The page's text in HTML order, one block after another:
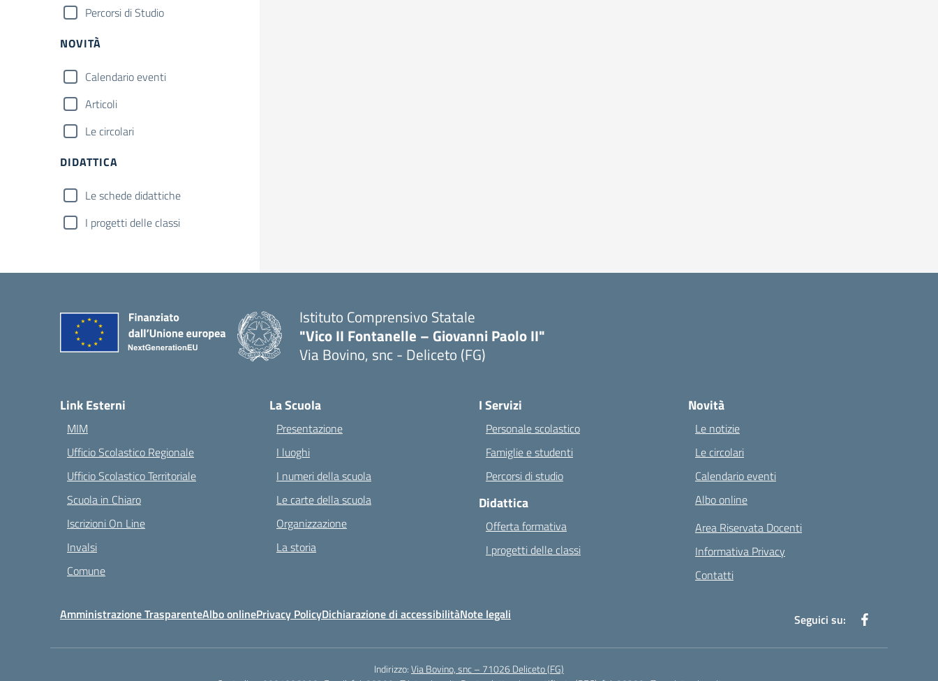
Percorsi di Studio
NOVITÀ
Calendario eventi
Articoli
Le circolari
DIDATTICA
Le schede didattiche
I progetti delle classi
Istituto Comprensivo Statale
"Vico II Fontanelle – Giovanni Paolo II"
Via Bovino, snc - Deliceto (FG)
Link Esterni
MIM
Ufficio Scolastico Regionale
Ufficio Scolastico Territoriale
Scuola in Chiaro
Iscrizioni On Line
Invalsi
Comune
La Scuola
Presentazione
I luoghi
I numeri della scuola
Le carte della scuola
Organizzazione
La storia
I Servizi
Personale scolastico
Famiglie e studenti
Percorsi di studio
Didattica
Offerta formativa
I progetti delle classi
Novità
Le notizie
Le circolari
Calendario eventi
Albo online
Area Riservata Docenti
Informativa Privacy
Contatti
Amministrazione TrasparenteAlbo onlinePrivacy PolicyDichiarazione di accessibilitàNote legali Seguici su:
Indirizzo:Via Bovino, snc – 71026 Deliceto (FG)